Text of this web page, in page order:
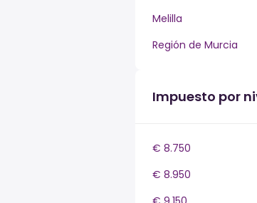
Melilla
Región de Murcia
Impuesto por
€ 8.750
€ 8.950